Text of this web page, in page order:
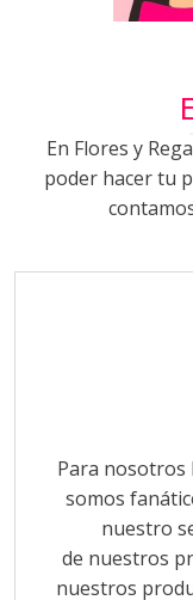
En Flores y
poder hacer tu
Para nosotros
somos
nuestro
de nuestros
nuestros